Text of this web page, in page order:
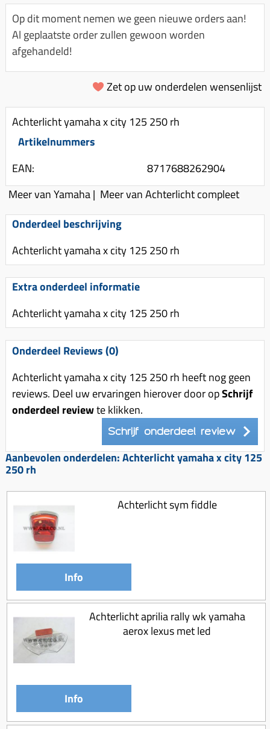
Spanningsregelaar
Toerenbegrenzer
Remlichtschakelaar
Luchtfilter (delen)
Luchtfilter deksel
Motor blokken
Membraan (delen)
Pakking (sets)
Vlotterbak pakking
Powerfilter
Schakel (delen)
Spruitstuk (delen)
Uitlaten compleet
Uitlaat bocht
Radiateur (delen)
Waterpomp (delen)
V-snaren
Variorolsets
Pulley
Voor tandwielen
Origineel zuigers
Tomos opvoeren (kits)
Koppeling compleet
Koppeling trekveer
Ketting / tandwiel
Koeling (delen)
Overbrenging
Km teller kabel
Kickstart deksel
Kickstart ronsel
Schokbrekers
Spiegels
Stuur (delen)
Remblokken
Rem (delen)
Remhevels
Remsegmenten
Remschijven
Voorrem kabel
Voorvork
Wiel (delen)
Zadel
Kickstart (delen)
Kinderzitje (scooter)
Olie-onderhoudsmiddelen
Oppakbeugel
Scooterhoezen
Scooter Kleding
Stickers
Stuurslot
Regenkleding
Vespa accessoires
Voordragers
Accessoires overig
Zadel
Speednut
Op dit moment nemen we geen nieuwe orders aan!
Al geplaatste order zullen gewoon worden
afgehandeld!
Zet op uw onderdelen wensenlijst
Achterlicht yamaha x city 125 250 rh
Artikelnummers
EAN:
8717688262904
Meer van Yamaha| Meer van Achterlicht compleet
Onderdeel beschrijving
Achterlicht yamaha x city 125 250 rh
Extra onderdeel informatie
Achterlicht yamaha x city 125 250 rh
Onderdeel Reviews (0)
Achterlicht yamaha x city 125 250 rh heeft nog geen
reviews. Deel uw ervaringen hierover door opSchrijf
onderdeel reviewte klikken.
Schrijf onderdeel review
Aanbevolen onderdelen: Achterlicht yamaha x city 125
250 rh
Achterlicht sym fiddle
Info
Achterlicht aprilia rally wk yamaha
aerox lexus met led
Info